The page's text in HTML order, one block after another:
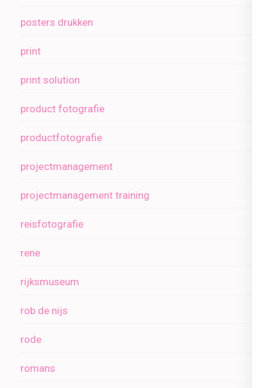
posters drukken
print
print solution
product fotografie
productfotografie
projectmanagement
projectmanagement training
reisfotografie
rene
rijksmuseum
rob de nijs
rode
romans